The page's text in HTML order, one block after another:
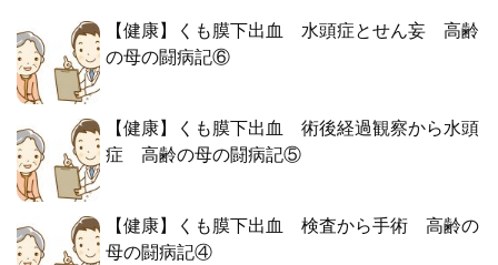
【健康】くも膜下出血 水頭症とせん妄 高齢
の母の闘病記⑥
【健康】くも膜下出血 術後経過観察から水頭
症 高齢の母の闘病記⑤
【健康】くも膜下出血 検査から手術 高齢の
母の闘病記④